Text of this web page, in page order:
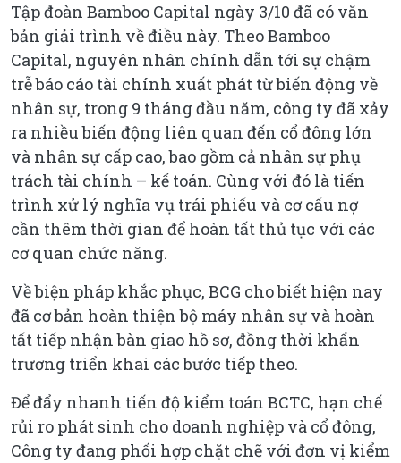
Tập đoàn Bamboo Capital ngày 3/10 đã có văn
bản giải trình về điều này. Theo Bamboo
Capital, nguyên nhân chính dẫn tới sự chậm
trễ báo cáo tài chính xuất phát từ biến động về
nhân sự, trong 9 tháng đầu năm, công ty đã xảy
ra nhiều biến động liên quan đến cổ đông lớn
và nhân sự cấp cao, bao gồm cả nhân sự phụ
trách tài chính – kế toán. Cùng với đó là tiến
trình xử lý nghĩa vụ trái phiếu và cơ cấu nợ
cần thêm thời gian để hoàn tất thủ tục với các
cơ quan chức năng.
Về biện pháp khắc phục, BCG cho biết hiện nay
đã cơ bản hoàn thiện bộ máy nhân sự và hoàn
tất tiếp nhận bàn giao hồ sơ, đồng thời khẩn
trương triển khai các bước tiếp theo.
Để đẩy nhanh tiến độ kiểm toán BCTC, hạn chế
rủi ro phát sinh cho doanh nghiệp và cổ đông,
Công ty đang phối hợp chặt chẽ với đơn vị kiểm